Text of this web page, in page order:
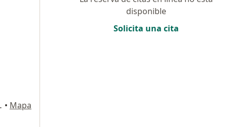
Bogotá • Mapa
disponible
Solicita una cita